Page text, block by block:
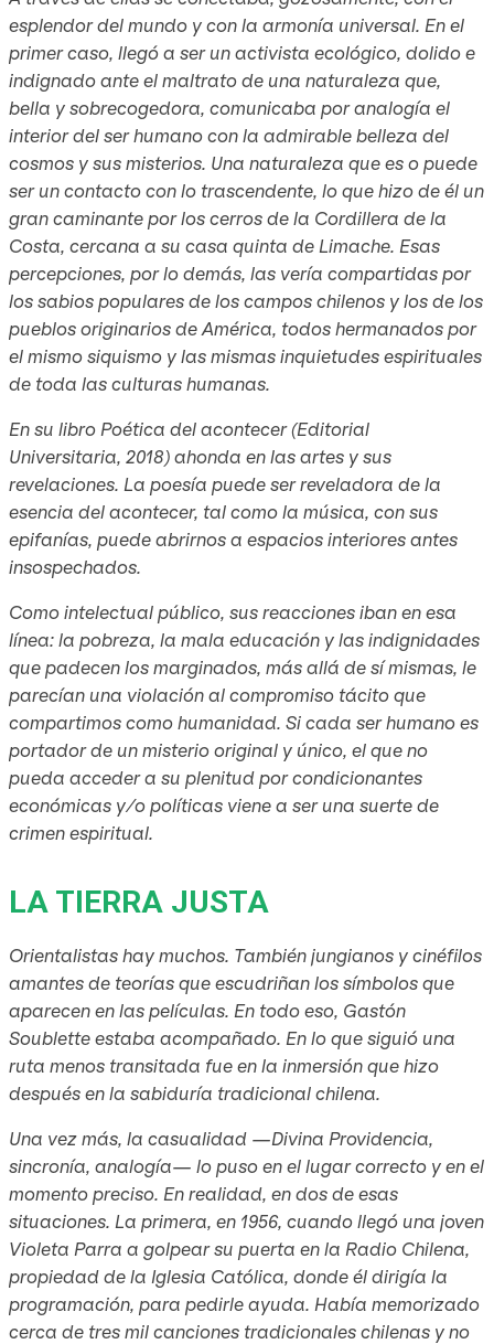
esplendor del mundo y con la armonía universal. En el
primer caso, llegó a ser un activista ecológico, dolido e
indignado ante el maltrato de una naturaleza que,
bella y sobrecogedora, comunicaba por analogía el
interior del ser humano con la admirable belleza del
cosmos y sus misterios. Una naturaleza que es o puede
ser un contacto con lo trascendente, lo que hizo de él un
gran caminante por los cerros de la Cordillera de la
Costa, cercana a su casa quinta de Limache. Esas
percepciones, por lo demás, las vería compartidas por
los sabios populares de los campos chilenos y los de los
pueblos originarios de América, todos hermanados por
el mismo siquismo y las mismas inquietudes espirituales
de toda las culturas humanas.
En su libro Poética del acontecer(Editorial
Universitaria, 2018) ahonda en las artes y sus
revelaciones. La poesía puede ser reveladora de la
esencia del acontecer, tal como la música, con sus
epifanías, puede abrirnos a espacios interiores antes
insospechados.
Como intelectual público, sus reacciones iban en esa
línea: la pobreza, la mala educación y las indignidades
que padecen los marginados, más allá de sí mismas, le
parecían una violación al compromiso tácito que
compartimos como humanidad. Si cada ser humano es
portador de un misterio original y único, el que no
pueda acceder a su plenitud por condicionantes
económicas y/o políticas viene a ser una suerte de
crimen espiritual.
LA TIERRA JUSTA
Orientalistas hay muchos. También jungianos y cinéfilos
amantes de teorías que escudriñan los símbolos que
aparecen en las películas. En todo eso, Gastón
Soublette estaba acompañado. En lo que siguió una
ruta menos transitada fue en la inmersión que hizo
después en la sabiduría tradicional chilena.
Una vez más, la casualidad —Divina Providencia,
sincronía, analogía— lo puso en el lugar correcto y en el
momento preciso. En realidad, en dos de esas
situaciones. La primera, en 1956, cuando llegó una joven
Violeta Parra a golpear su puerta en la Radio Chilena,
propiedad de la Iglesia Católica, donde él dirigía la
programación, para pedirle ayuda. Había memorizado
cerca de tres mil canciones tradicionales chilenas y no